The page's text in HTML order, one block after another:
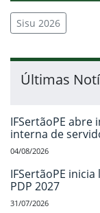
Sisu 2026
Últimas
IFSertãoPE abre
interna de
04/08/2026
IFSertãoPE
PDP 2027
31/07/2026